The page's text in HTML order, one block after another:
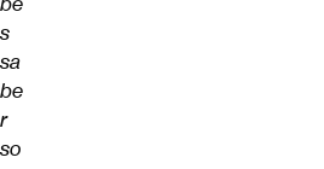
s
sa
be
r
so